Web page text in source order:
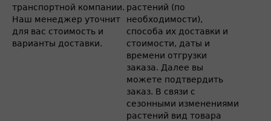
транспортной компании.
Наш менеджер уточнит
для вас стоимость и
варианты доставки.
растений (по
необходимости),
способа их доставки и
стоимости, даты и
времени отгрузки
заказа. Далее вы
можете подтвердить
заказ. В связи с
сезонными изменениями
растений вид товара